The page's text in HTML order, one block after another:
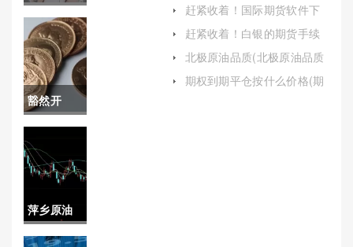
外用哪个
交易平台
(美原油国
外用哪个
交易平台
好)
豁然开
朗！湖南
恒指期货
手续费
（帮助投
萍乡原油
期货开户
赶紧收着！国际期货软件下
赶紧收着！白银的期货手续
并优化其交易成本）
北极原油品质(北极原油品质
期权到期平仓按什么价格(期